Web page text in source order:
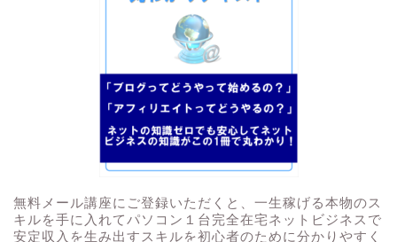
無料メール講座にご登録いただくと、一生稼げる本物のス
キルを手に入れてパソコン１台完全在宅ネットビジネスで
安定収入を生み出すスキルを初心者のために分かりやすく